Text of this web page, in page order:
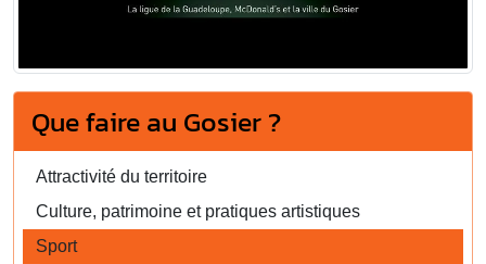
Que faire au Gosier ?
Attractivité du territoire
Culture, patrimoine et pratiques artistiques
Sport